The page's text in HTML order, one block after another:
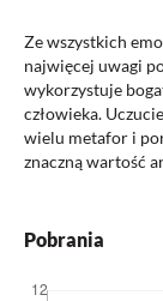
Ze wszystkich
najwięcej uwagi
wykorzystuje
człowieka.
wielu metafor i
znaczną wartość
Pobrania